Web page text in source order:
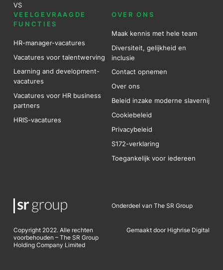
VS
VEELGEVRAAGDE
FUNCTIES
HR-manager-vacatures
Vacatures voor talentwerving
Learning and development-
vacatures
Vacatures voor HR business
partners
HRIS-vacatures
OVER ONS
Maak kennis met hele team
Diversiteit, gelijkheid en
inclusie
Contact opnemen
Over ons
Beleid inzake moderne slavernij
Cookiebeleid
Privacybeleid
S172-verklaring
Toegankelijk voor iedereen
Onderdeel van The SR Group
Copyright 2022. Alle rechten
voorbehouden – The SR Group
Holding Company Limited
Gemaakt door Highrise Digital